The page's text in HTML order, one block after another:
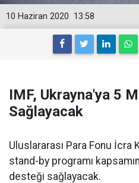
13:58
10 Haziran 2020
IMF, Ukrayna'ya 5
Sağlayacak
Uluslararası Para Fonu İcra
stand-by programı
desteği sağlayacak.